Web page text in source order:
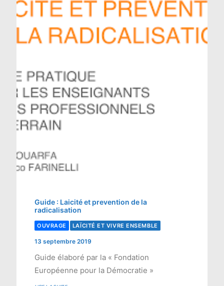
Guide : Laicité et prevention de la
radicalisation
OUVRAGE LAÏCITÉ ET VIVRE ENSEMBLE
13 septembre 2019
Guide élaboré par la « Fondation
Européenne pour la Démocratie »